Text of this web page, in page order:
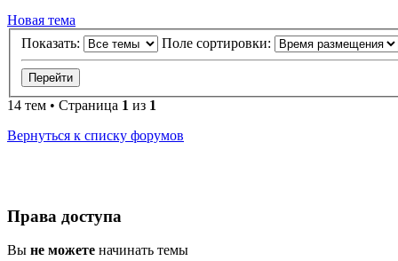
Новая тема
Показать:
Поле сортировки:
14 тем • Страница 1 из 1
Вернуться к списку форумов
Права доступа
Вы не можете начинать темы